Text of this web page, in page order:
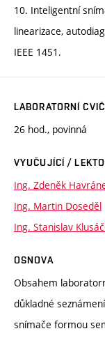
10. Inteligentní
linearizace,
IEEE 1451.
LABORATORNÍ
26 hod., povinná
VYUČUJÍCÍ /
Ing. Zdeněk
Ing. Martin Doseděl
Ing. Stanislav
OSNOVA
Obsahem
důkladné
snímače formou